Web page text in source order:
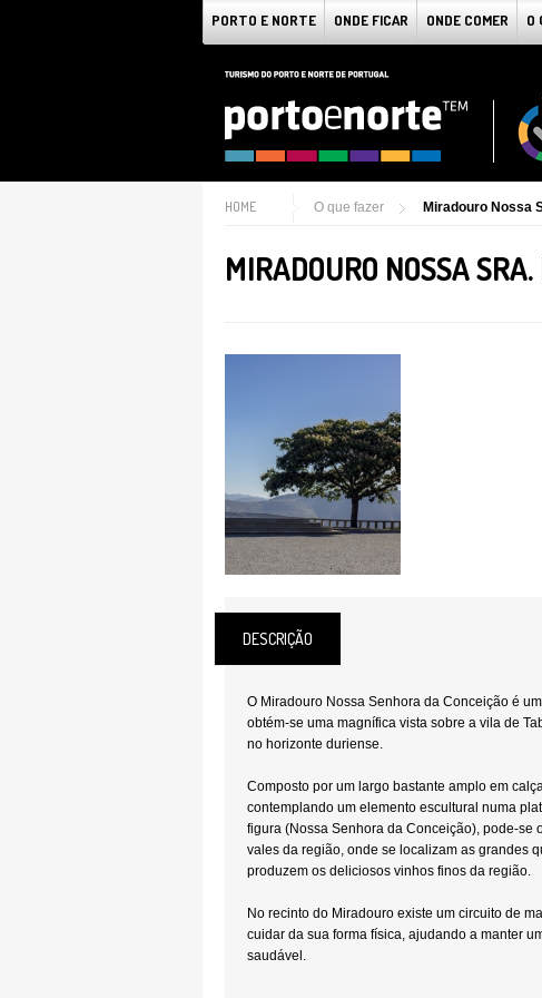
PORTO E NORTE ONDE FICAR ONDE COMER O
HOME O que fazer Miradouro Nossa
MIRADOURO NOSSA
DESCRIÇÃO
O Miradouro Nossa Senhora da Conceição é
obtém-se uma magnífica vista sobre a vila de
no horizonte duriense.
Composto por um largo bastante amplo em
contemplando um elemento escultural numa
figura (Nossa Senhora da Conceição), pode-se
vales da região, onde se localizam as grandes
produzem os deliciosos vinhos finos da região.
No recinto do Miradouro existe um circuito de
cuidar da sua forma física, ajudando a manter
saudável.